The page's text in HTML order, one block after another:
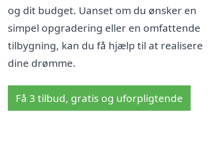
og dit budget. Uanset om du ønsker en
simpel opgradering eller en omfattende
tilbygning, kan du få hjælp til at realisere
dine drømme.
Få 3 tilbud, gratis og uforpligtende